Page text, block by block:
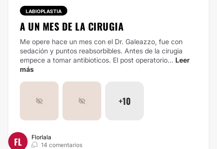
LABIOPLASTIA
A UN MES DE LA CIRUGIA
Me opere hace un mes con el Dr. Galeazzo, fue con
sedación y puntos reabsorbibles. Antes de la cirugia
empece a tomar antibioticos. El post operatorio... Leer
más
+10
FL
Florlala
14 comentarios